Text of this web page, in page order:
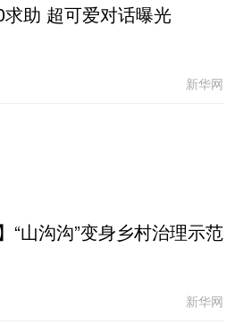
助 超可爱对话曝光
新华网
“山沟沟”变身乡村治理示范
新华网